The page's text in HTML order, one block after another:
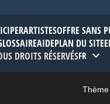
ARTISTESOFFRE SANS
AIDEPLAN DU SITE
DROITS RÉSERVÉSFR
Thème